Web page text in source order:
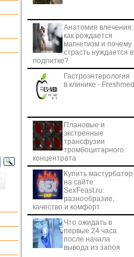
Анатомия влечения:
как рождается
магнетизм и почему
страсть нуждается в
подпитке?
Гастроэнтерология
в клинике - Freshmed
Плановые и
экстренные
трансфузии
тромбоцитарного
концентрата
Купить мастурбатор
на сайте
SexFeast.ru:
разнообразие,
качество и комфорт
Что ожидать в
первые 24 часа
после начала
вывода из запоя